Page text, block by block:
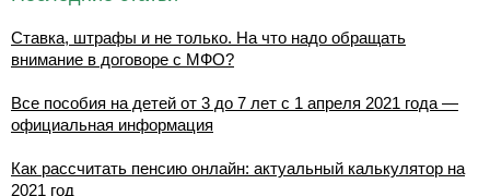
Ставка, штрафы и не только. На что надо обращать
внимание в договоре с МФО?
Все пособия на детей от 3 до 7 лет с 1 апреля 2021 года —
официальная информация
Как рассчитать пенсию онлайн: актуальный калькулятор на
2021 год